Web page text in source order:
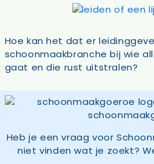
Hoe kan het dat er
schoonmaakbranche bij wie
gaat en die rust uitstralen?
Heb je een vraag voor
niet vinden wat je zoekt?